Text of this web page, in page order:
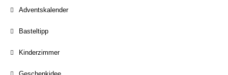
Adventskalender
Basteltipp
Kinderzimmer